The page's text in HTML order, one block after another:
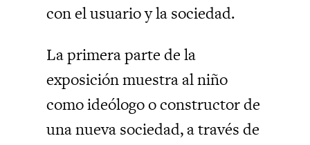
con el usuario y la sociedad.
La primera parte de la
exposición muestra al niño
como ideólogo o constructor de
una nueva sociedad, a través de